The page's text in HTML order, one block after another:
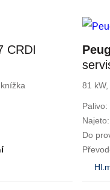
CRDI
81
Palivo:
Najeto:
Do